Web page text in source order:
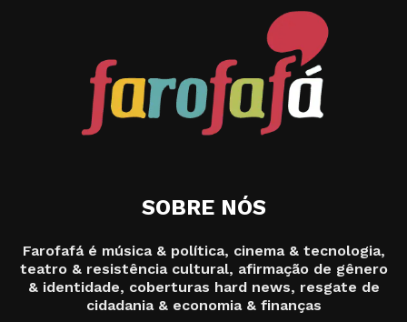
SOBRE NÓS
Farofafá é música & política, cinema & tecnologia,
teatro & resistência cultural, afirmação de gênero
& identidade, coberturas hard news, resgate de
cidadania & economia & finanças